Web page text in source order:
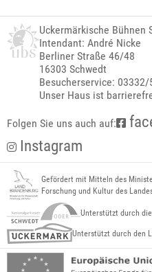
Uckermärkische Bühnen
Intendant: André Nicke
Berliner Straße 46/48
16303 Schwedt
Besucherservice: 03332/
Unser Haus ist
Folgen Sie uns auch auf:
Instagram
Gefördert mit Mitteln des
Forschung und Kultur des
Unterstützt durch
Unterstützt durch den